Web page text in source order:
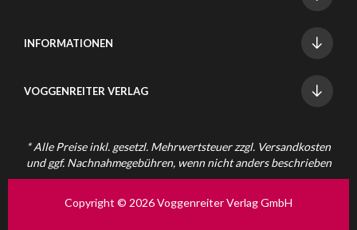
INFORMATIONEN
VOGGENREITER VERLAG
* Alle Preise inkl. gesetzl. Mehrwertsteuer zzgl. Versandkosten
und ggf. Nachnahmegebühren, wenn nicht anders beschrieben
Copyright © 2026 Voggenreiter Verlag GmbH